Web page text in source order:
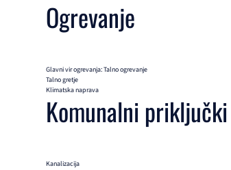
Ogrevanje
Glavni vir ogrevanja: Talno ogrevanje
Talno gretje
Klimatska naprava
Komunalni priključki
Kanalizacija